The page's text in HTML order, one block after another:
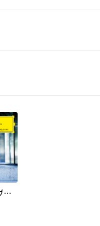
ショスタコーヴィチ:ピアノ協奏曲第1番・第2番 他